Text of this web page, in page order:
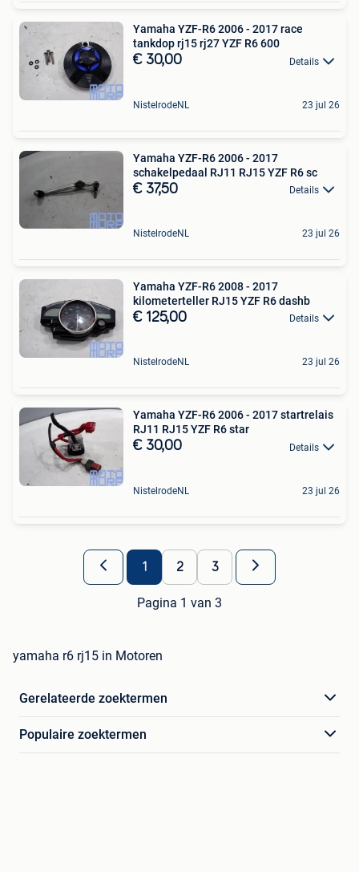
Yamaha YZF-R6 2006 - 2017 race
tankdop rj15 rj27 YZF R6 600
€ 30,00 Details
NistelrodeNL 23 jul 26
Yamaha YZF-R6 2006 - 2017
schakelpedaal RJ11 RJ15 YZF R6 sc
€ 37,50 Details
NistelrodeNL 23 jul 26
Yamaha YZF-R6 2008 - 2017
kilometerteller RJ15 YZF R6 dashb
€ 125,00 Details
NistelrodeNL 23 jul 26
Yamaha YZF-R6 2006 - 2017 startrelais
RJ11 RJ15 YZF R6 star
€ 30,00 Details
NistelrodeNL 23 jul 26
1 2 3
Pagina 1 van 3
yamaha r6 rj15 in Motoren
Gerelateerde zoektermen
Populaire zoektermen